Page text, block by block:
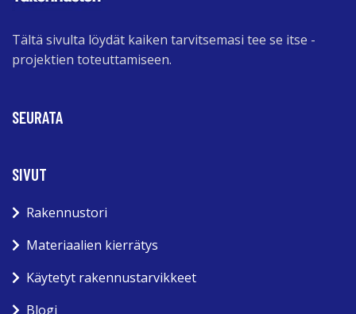
Tältä sivulta löydät kaiken tarvitsemasi tee se itse -
projektien toteuttamiseen.
SEURATA
SIVUT
Rakennustori
Materiaalien kierrätys
Käytetyt rakennustarvikkeet
Blogi